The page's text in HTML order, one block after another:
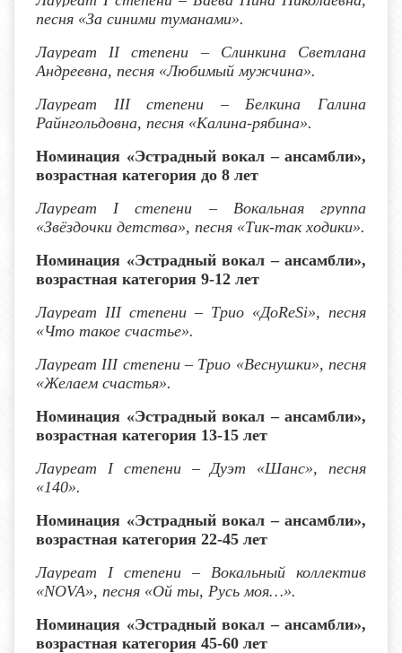
песня «За синими туманами».
Лауреат II степени – Слинкина Светлана
Андреевна, песня «Любимый мужчина».
Лауреат III
степени – Белкина Галина
Райнгольдовна, песня «Калина-рябина».
Номинация «Эстрадный вокал – ансамбли»,
возрастная категория до 8 лет
Лауреат I степени – Вокальная группа
«Звёздочки детства», песня «Тик-так ходики».
Номинация «Эстрадный вокал – ансамбли»,
возрастная категория 9-12 лет
Лауреат III степени – Трио «ДоReSi», песня
«Что такое счастье».
Лауреат III степени – Трио «Веснушки», песня
«Желаем счастья».
Номинация «Эстрадный вокал – ансамбли»,
возрастная категория 13-15 лет
Лауреат I степени– Дуэт «Шанс», песня
«140».
Номинация «Эстрадный вокал – ансамбли»,
возрастная категория 22-45 лет
Лауреат I степени – Вокальный коллектив
«NOVA», песня «Ой ты, Русь моя…».
Номинация «Эстрадный вокал – ансамбли»,
возрастная категория 45-60 лет